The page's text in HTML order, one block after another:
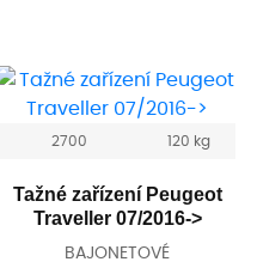
2700 120 kg
Tažné zařízení Peugeot
Traveller 07/2016->
BAJONETOVÉ